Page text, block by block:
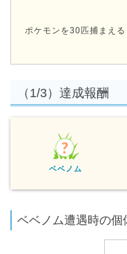
ポケモンを30匹捕まえる
（1/3）達成報酬
ベベノム
ベベノム遭遇時の個